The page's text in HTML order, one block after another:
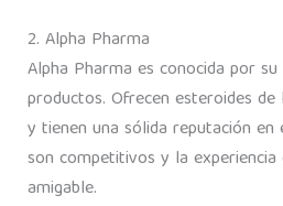
2. Alpha Pharma
Alpha Pharma es conocida por
productos. Ofrecen esteroides
y tienen una sólida reputación en
son competitivos y la
amigable.